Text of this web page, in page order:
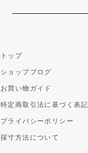
トップ
ショップブログ
お買い物ガイド
特定商取引法に基づく表記
プライバシーポリシー
採寸方法について